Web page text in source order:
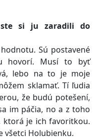
si ju zaradili do
Sú postavené
hovorí. Musí to byť
lebo na to je moje
sklamať. Tí ľudia
že budú potešení,
im páčia, no a z toho
ktorá je ich favoritkou.
všetci Holubienku.